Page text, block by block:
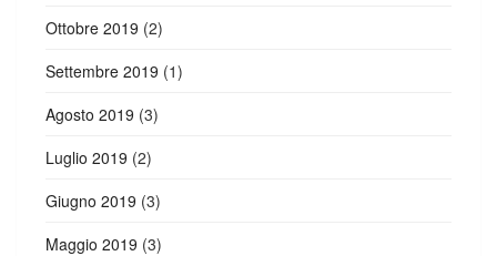
Ottobre 2019 (2)
Settembre 2019 (1)
Agosto 2019 (3)
Luglio 2019 (2)
Giugno 2019 (3)
Maggio 2019 (3)